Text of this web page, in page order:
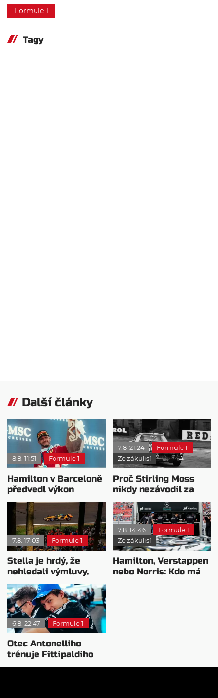
Formule 1
Tagy
Další články
8.8. 11:51 Formule 1
Hamilton v Barceloně
předvedl výkon
pravého šampiona
7.8. 21:24
Formule 1
Ze zákulisí
Proč Stirling Moss
nikdy nezávodil za
Ferrariho
7.8. 17:03 Formule 1
Stella je hrdý, že
nehledali výmluvy,
proč nedokážou
bojovat o titul
7.8. 14:46
Formule 1
Ze zákulisí
Hamilton, Verstappen
nebo Norris: Kdo má
6.8. 22:47 Formule 1
Otec Antonelliho
trénuje Fittipaldiho
syna: Brazilec